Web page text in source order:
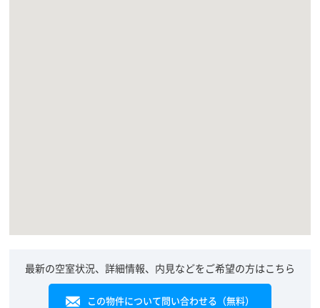
最新の空室状況、詳細情報、内見などをご希望の方はこちら
この物件について問い合わせる（無料）